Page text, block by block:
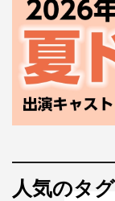
人気のタグ